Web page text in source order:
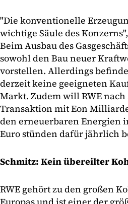
"Die konventionelle
wichtige Säule des
Beim Ausbau des
sowohl den Bau neuer
vorstellen. Allerdings
derzeit keine geeigneten
Markt. Zudem will RWE nach
Transaktion mit Eon
den erneuerbaren Energien
Euro stünden dafür jährlich
Schmitz: Kein übereilter
RWE gehört zu den großen